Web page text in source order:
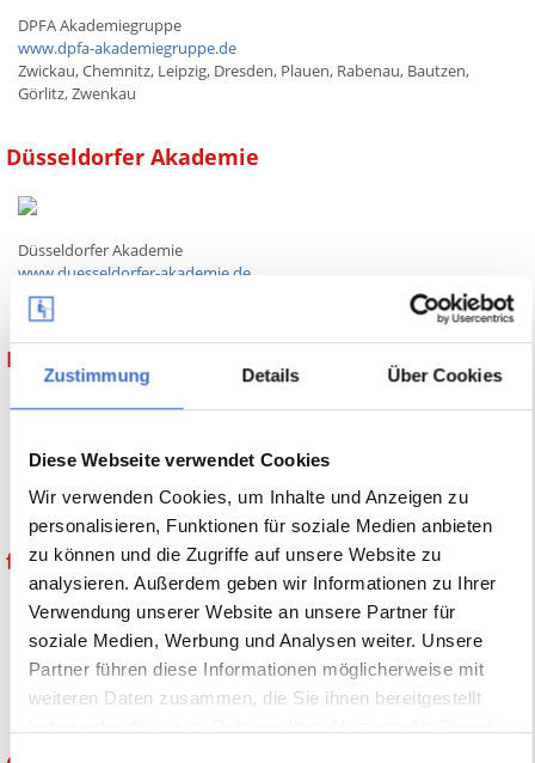
Zustimmung Details Über Cookies
Diese Webseite verwendet Cookies
Wir verwenden Cookies, um Inhalte und Anzeigen zu
personalisieren, Funktionen für soziale Medien anbieten
zu können und die Zugriffe auf unsere Website zu
analysieren. Außerdem geben wir Informationen zu Ihrer
Verwendung unserer Website an unsere Partner für
soziale Medien, Werbung und Analysen weiter. Unsere
Partner führen diese Informationen möglicherweise mit
weiteren Daten zusammen, die Sie ihnen bereitgestellt
DPFA Akademiegruppe
www.dpfa-akademiegruppe.de
Zwickau, Chemnitz, Leipzig, Dresden, Plauen, Rabenau, Bautzen,
Görlitz, Zwenkau
Düsseldorfer Akademie
Düsseldorfer Akademie
www.duesseldorfer-akademie.de
Düsseldorf
ERFURT Bildungszentrum GmbH
ERFURT Bildungszentrum GmbH
ERrfurt
fit for work Berufliche Bildung GmbH
fit for work Berufliche Bildung GmbH
www.fitforwork.de
Offenburg